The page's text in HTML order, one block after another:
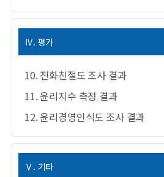
Ⅳ. 평가
10. 전화친절도 조사 결과
11. 윤리지수 측정 결과
12. 윤리경영인식도 조사 결과
Ⅴ. 기타